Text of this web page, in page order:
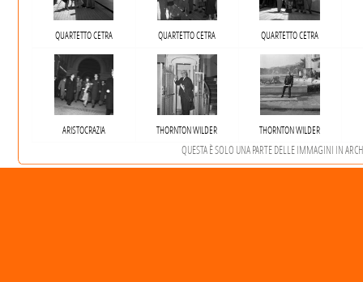
QUARTETTO CETRA QUARTETTO CETRA QUARTETTO CETRA
ARISTOCRAZIA THORNTON WILDER THORNTON WILDER
QUESTA È SOLO UNA PARTE DELLE IMMAGINI IN